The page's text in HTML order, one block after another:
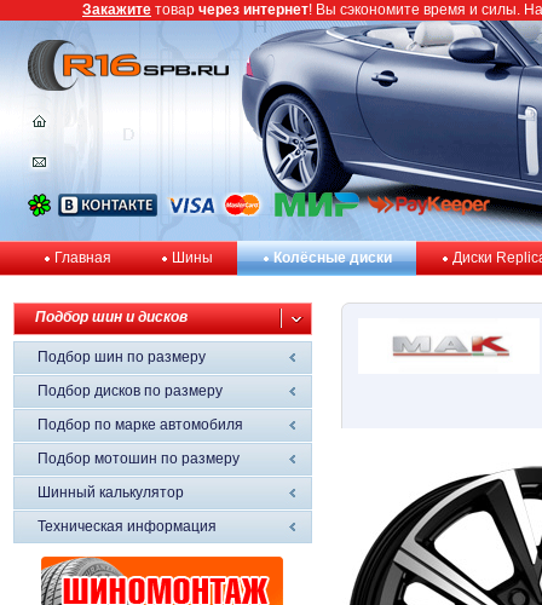
Главная Шины Колёсные диски Диски
Подбор шин и дисков
Подбор шин по размеру
Подбор дисков по размеру
Подбор по марке автомобиля
Подбор мотошин по размеру
Шинный калькулятор
Техническая информация
Закажите товар через интернет! Вы сэкономите время и силы.